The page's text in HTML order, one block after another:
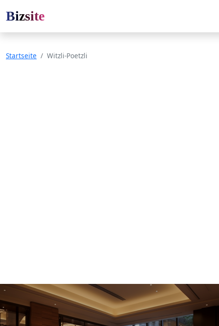
Bizsite
Startseite Witzli-Poetzli